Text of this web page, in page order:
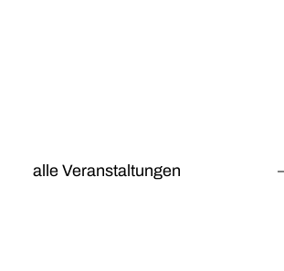
alle Veranstaltungen